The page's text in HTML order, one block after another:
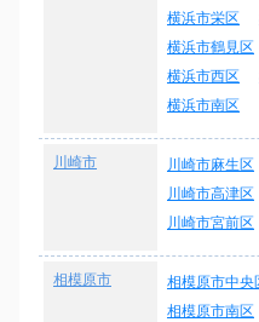
横浜市栄区
横浜市鶴見区
横浜市西区
横浜市南区
川崎市 川崎市麻生区
川崎市高津区
川崎市宮前区
相模原市 相模原市中央
相模原市南区